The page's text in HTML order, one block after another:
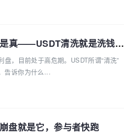
弘基资本单次搬砖15%是诱饵，十五级传销裂变才是真——USDT清洗就是洗钱公告，趁资金池没爆赶紧撤
，目前处于高危期。USDT所谓“清洗”
告诉你为什么...
盘就是它，参与者快跑